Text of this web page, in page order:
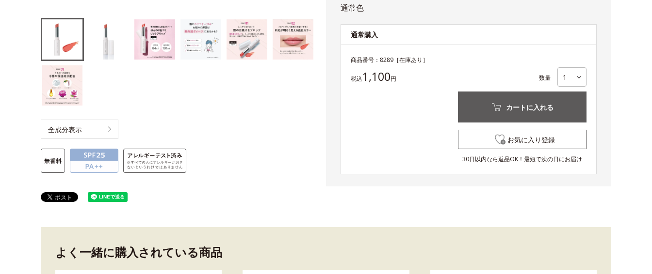
全成分表示
通常色
通常購入
商品番号： 8289 ［在庫あり］
税込1,100円 数量
カートに入れる
お気に入り登録
30日以内なら返品OK！最短で次の日にお届け
よく一緒に購入されている商品